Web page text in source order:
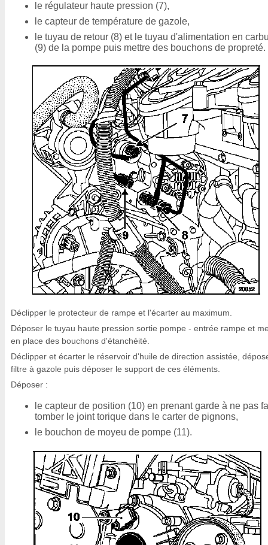
le régulateur haute pression (7),
le capteur de température de gazole,
le tuyau de retour (8) et le tuyau d'alimentation en
(9) de la pompe puis mettre des bouchons de propreté.
Déclipper le protecteur de rampe et l'écarter au maximum.
Déposer le tuyau haute pression sortie pompe - entrée rampe et
en place des bouchons d'étanchéité.
Déclipper et écarter le réservoir d'huile de direction assistée,
filtre à gazole puis déposer le support de ces éléments.
Déposer :
le capteur de position (10) en prenant garde à ne pas
tomber le joint torique dans le carter de pignons,
le bouchon de moyeu de pompe (11).